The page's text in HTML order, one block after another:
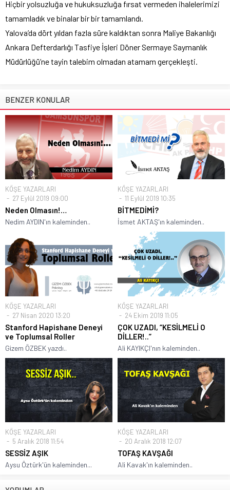
Hiçbir yolsuzluğa ve hukuksuzluğa fırsat vermeden ihalelerimizi
tamamladık ve binalar bir bir tamamlandı.
Yalova’da dört yıldan fazla süre kaldıktan sonra Maliye Bakanlığı
Ankara Defterdarlığı Tasfiye İşleri Döner Sermaye Saymanlık
Müdürlüğü’ne tayin talebim olmadan atamam gerçekleşti.
BENZER KONULAR
KÖŞE YAZARLARI
27 Eylül 2019 09:00
Neden Olmasın!…
Nedim AYDIN'ın kaleminden..
KÖŞE YAZARLARI
11 Eylül 2019 10:35
BİTMEDİMİ?
İsmet AKTAŞ'ın kaleminden..
KÖŞE YAZARLARI
27 Nisan 2020 13:20
Stanford Hapishane Deneyi
ve Toplumsal Roller
Gizem ÖZBEK yazdı..
KÖŞE YAZARLARI
24 Ekim 2019 11:05
ÇOK UZADI, “KESİLMELİ O
DİLLER!..”
Ali KAYIKÇI'nın kaleminden..
KÖŞE YAZARLARI
5 Aralık 2018 11:54
SESSİZ AŞIK
Aysu Öztürk'ün kaleminden...
KÖŞE YAZARLARI
20 Aralık 2018 12:07
TOFAŞ KAVŞAĞI
Ali Kavak'ın kaleminden..